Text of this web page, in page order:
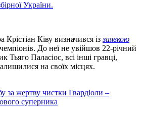
України.
Крістіан Ківу визначився іззаявкою
До неї не увійшов 22-річний
Тьяго Паласіос, всі інші гравці,
на своїх місцях.
за жертву чистки Гвардіоли –
суперника